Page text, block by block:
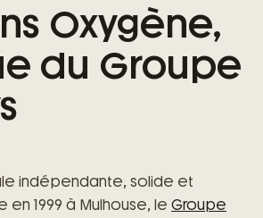
Oxygène,
du Groupe
indépendante, solide et
1999 à Mulhouse, le Groupe